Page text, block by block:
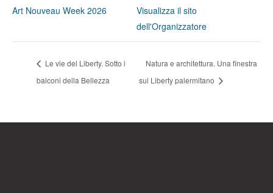
Art Nouveau Week 2026
Visualizza il sito
dell'Organizzatore
Le vie del Liberty. Sotto i
balconi della Bellezza
Natura e architettura. Una finestra
sul Liberty palermitano